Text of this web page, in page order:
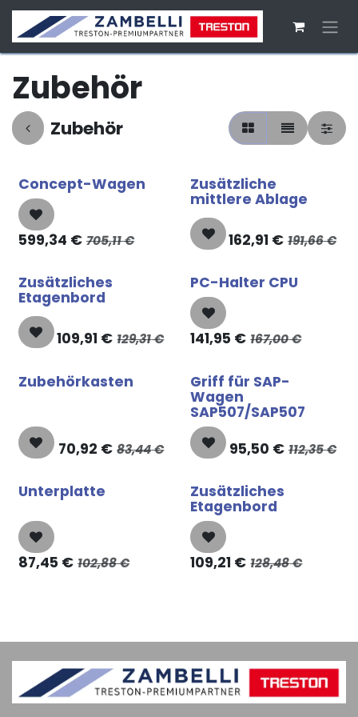
Zum Inhalt springen
Zubehör
Zubehör
Concept-Wagen
599,34 € 705,11€
Zusätzliche
mittlere Ablage
162,91 € 191,66€
Zusätzliches
Etagenbord
109,91 € 129,31€
PC-Halter CPU
141,95 € 167,00€
Zubehörkasten
70,92 € 83,44€
Griff für SAP-
Wagen
SAP507/SAP507
95,50 € 112,35€
Unterplatte
87,45 € 102,88€
Zusätzliches
Etagenbord
109,21 € 128,48€